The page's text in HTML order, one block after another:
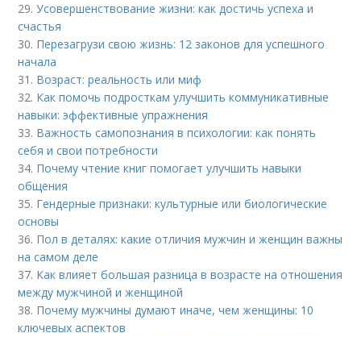
29.Усовершенствование жизни: как достичь успеха и
счастья
30. Перезагрузи свою жизнь: 12 законов для успешного
начала
31. Возраст: реальность или миф
32. Как помочь подросткам улучшить коммуникативные
навыки: эффективные упражнения
33. Важность самопознания в психологии: как понять
себя и свои потребности
34. Почему чтение книг помогает улучшить навыки
общения
35. Гендерные признаки: культурные или биологические
основы
36. Пол в деталях: какие отличия мужчин и женщин важны
на самом деле
37. Как влияет большая разница в возрасте на отношения
между мужчиной и женщиной
38. Почему мужчины думают иначе, чем женщины: 10
ключевых аспектов